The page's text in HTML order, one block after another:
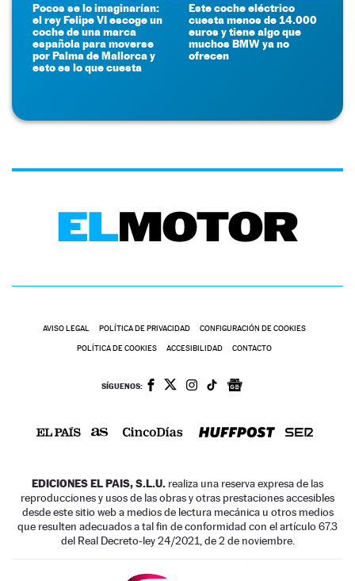
Pocos se lo imaginarían:
el rey Felipe VI escoge un
coche de una marca
española para moverse
por Palma de Mallorca y
esto es lo que cuesta
Este coche eléctrico
cuesta menos de 14.000
euros y tiene algo que
muchos BMW ya no
ofrecen
AVISO LEGAL POLÍTICA DE PRIVACIDAD CONFIGURACIÓN DE COOKIES
POLÍTICA DE COOKIES ACCESIBILIDAD CONTACTO
SÍGUENOS:
EDICIONES EL PAIS, S.L.U. realiza una reserva expresa de las
reproducciones y usos de las obras y otras prestaciones accesibles
desde este sitio web a medios de lectura mecánica u otros medios
que resulten adecuados a tal fin de conformidad con el artículo 67.3
del Real Decreto-ley 24/2021, de 2 de noviembre.